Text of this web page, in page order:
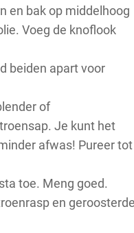
en bak op middelhoog
Voeg de knoflook
beiden apart voor
of
Je kunt het
afwas! Pureer tot
toe. Meng goed.
en geroosterde